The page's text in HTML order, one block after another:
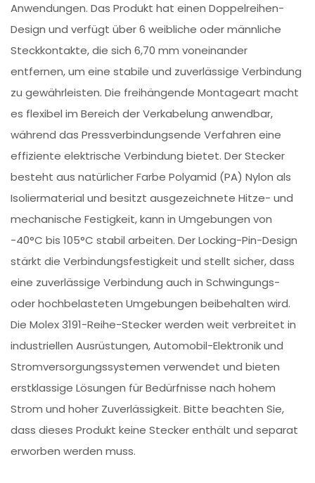
Anwendungen. Das Produkt hat einen Doppelreihen-
Design und verfügt über 6 weibliche oder männliche
Steckkontakte, die sich 6,70 mm voneinander
entfernen, um eine stabile und zuverlässige Verbindung
zu gewährleisten. Die freihängende Montageart macht
es flexibel im Bereich der Verkabelung anwendbar,
während das Pressverbindungsende Verfahren eine
effiziente elektrische Verbindung bietet. Der Stecker
besteht aus natürlicher Farbe Polyamid (PA) Nylon als
Isoliermaterial und besitzt ausgezeichnete Hitze- und
mechanische Festigkeit, kann in Umgebungen von
-40°C bis 105°C stabil arbeiten. Der Locking-Pin-Design
stärkt die Verbindungsfestigkeit und stellt sicher, dass
eine zuverlässige Verbindung auch in Schwingungs-
oder hochbelasteten Umgebungen beibehalten wird.
Die Molex 3191-Reihe-Stecker werden weit verbreitet in
industriellen Ausrüstungen, Automobil-Elektronik und
Stromversorgungssystemen verwendet und bieten
erstklassige Lösungen für Bedürfnisse nach hohem
Strom und hoher Zuverlässigkeit. Bitte beachten Sie,
dass dieses Produkt keine Stecker enthält und separat
erworben werden muss.